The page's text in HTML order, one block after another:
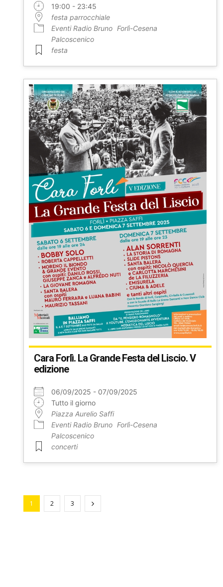
19:00 - 23:45
festa parrocchiale
Eventi Radio Bruno Forlì-Cesena
Palcoscenico
festa
Cara Forlì. La Grande Festa del Liscio. V
edizione
06/09/2025 - 07/09/2025
Tutto il giorno
Piazza Aurelio Saffi
Eventi Radio Bruno Forlì-Cesena
Palcoscenico
concerti
1 2 3